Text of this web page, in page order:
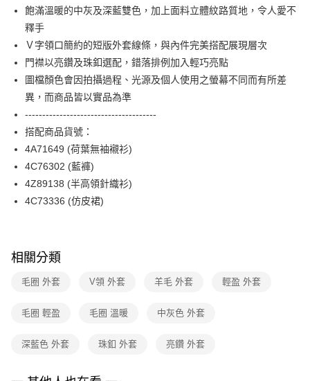
臺灣中小企業銀行
台中商業銀行
匯豐（台灣）商業銀行
聯邦商業銀行
元大商業銀行
永豐商業銀行
玉山商業銀行
星展（台灣）商業銀行
台新國際商業銀行
中國信託商業銀行
台灣樂天信用卡公司
街口支付
AFTEE先享後付
相關說明
【關於「AFTEE先享後付」】
AFTEE先享後付是「在收到商品之後才付款」的支付方式。 讓您購物簡單
便利好安心！
１．簡單：不需註冊會員、不需綁卡、不需儲值。
２．便利：只要手機號碼，簡訊認證，即可結帳。
【「AFTEE先享後付」結帳流程】
１．於結帳方式選擇「AFTEE先享後付」後，將跳轉至「AFTEE先享後付」
結帳頁面，進行簡訊認證並確認金額後，即可完成結帳。
２．訂單成立數日內，您將收到繳費通知簡訊。
３．收到繳費通知簡訊後14天內，點擊此簡訊中的連結，可透過四大超商／
後付繳納相關費用。
※ 交易是否成功請以「AFTEE先享後付 」之結帳頁面顯示為準，若有關於
客戶支援中心」
https://netprotections.freshdesk.com/support/home
【注意事項】
權轉讓予恩沛科技股份有限公司。
https://aftee.tw/terms/#terms3
付款後全家FamilyMart取貨
每筆NT$90，滿NT$3,600(含以上)免運費
付款後7-11取貨
每筆NT$90，滿NT$3,600(含以上)免運費
離島宅配 (蘭嶼恕不配送)
每筆NT$200，滿NT$8,000(含以上)免運費
付款後門市自取
飽滿溫暖的中灰及深藍雙色，加上面料立體紋路質地，令人愛不
釋手
Ｖ字領口簡約的短版外套線條，與內件完美搭配展現層次
門襟以亮鑽及珠釦選配，錯落排例加入輕巧亮點
圖檔顏色會因拍攝過程、光源及個人使用之螢幕不同而有所差
異，而商品皆以實品為準
--------------------------------------
搭配商品貨號：
4A71649 (荷葉無袖襯衫)
4C76302 (藍褲)
4Z89138 (半高領針織衫)
4C73336 (仿皮裙)
相關分類
毛圈 外套 V領 外套 羊毛 外套 輕盈 外套
毛圈 輕盈 毛圈 溫暖 中灰色 外套
深藍色 外套 珠釦 外套 亮鑽 外套